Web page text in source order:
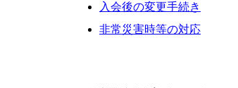
入会後の変更手続き
非常災害時等の対応